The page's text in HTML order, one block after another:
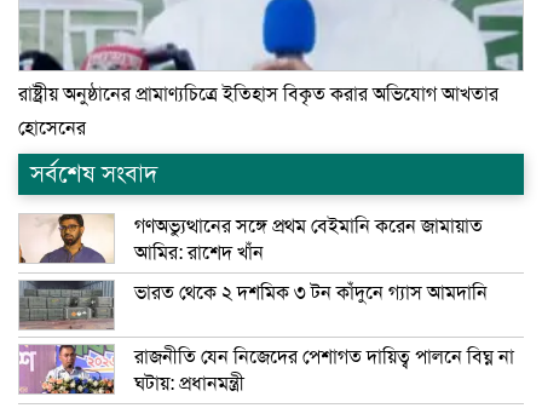
রাষ্ট্রীয় অনুষ্ঠানের প্রামাণ্যচিত্রে ইতিহাস বিকৃত করার অভিযোগ আখতার
হোসেনের
সর্বশেষ সংবাদ
গণঅভ্যুত্থানের সঙ্গে প্রথম বেইমানি করেন জামায়াত
আমির: রাশেদ খাঁন
ভারত থেকে ২ দশমিক ৩ টন কাঁদুনে গ্যাস আমদানি
রাজনীতি যেন নিজেদের পেশাগত দায়িত্ব পালনে বিঘ্ন না
ঘটায়: প্রধানমন্ত্রী